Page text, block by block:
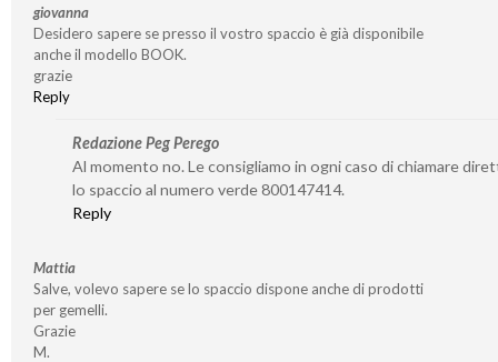
giovanna
Desidero sapere se presso il vostro spaccio è già disponibile
anche il modello BOOK.
grazie
Reply
Redazione Peg Perego
Al momento no. Le consigliamo in ogni caso di chiamare
lo spaccio al numero verde 800147414.
Reply
Mattia
Salve, volevo sapere se lo spaccio dispone anche di prodotti
per gemelli.
Grazie
M.